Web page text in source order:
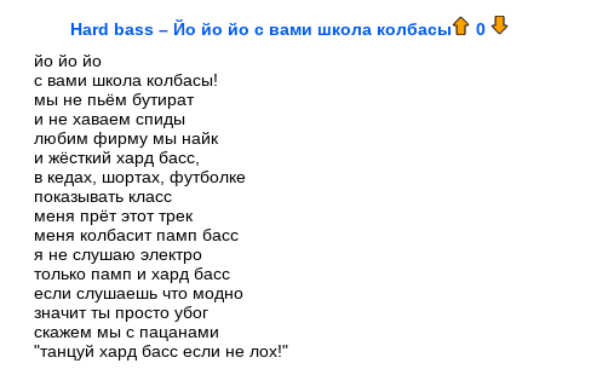
Hard bass – Йо йо йо с вами школа колбасы
0
йо йо йо
с вами школа колбасы!
мы не пьём бутират
и не хаваем спиды
любим фирму мы найк
и жёсткий хард басс,
в кедах, шортах, футболке
показывать класс
меня прёт этот трек
меня колбасит памп басс
я не слушаю электро
только памп и хард басс
если слушаешь что модно
значит ты просто убог
скажем мы с пацанами
"танцуй хард басс если не лох!"